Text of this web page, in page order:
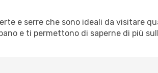
e serre che sono ideali da visitare
e ti permettono di saperne di più